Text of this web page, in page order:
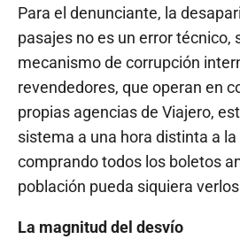
Para el denunciante, la
pasajes no es un error técnico,
mecanismo de corrupción
revendedores, que operan en
propias agencias de Viajero,
sistema a una hora distinta a
comprando todos los boletos
población pueda siquiera
La magnitud del desvío